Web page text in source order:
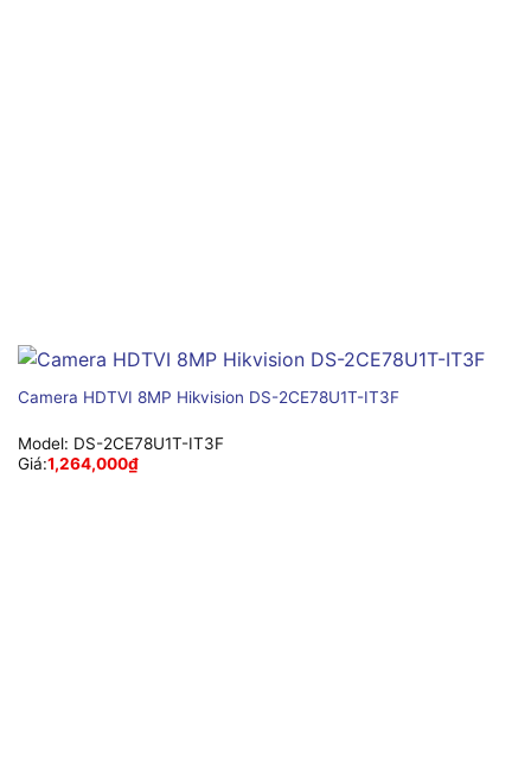
Camera HDTVI 8MP Hikvision DS-2CE78U1T-IT3F
Model: DS-2CE78U1T-IT3F
Giá:1,264,000₫